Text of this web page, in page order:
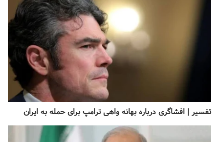
تفسیر | افشا‌گری درباره بهانه واهی ترامپ برای حمله به ایران